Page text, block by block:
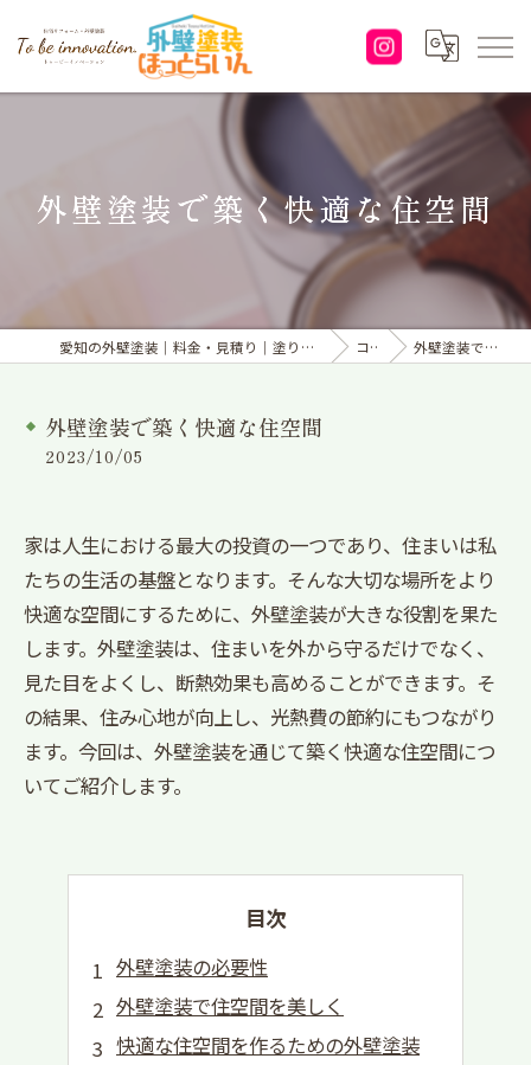
外壁塗装で築く快適な住空間
愛知の外壁塗装｜料金・見積り｜塗り替えなら「株式会社To be innovation.」へ コラム 外壁塗装で築く快適な住空間
外壁塗装で築く快適な住空間
2023/10/05
家は人生における最大の投資の一つであり、住まいは私
たちの生活の基盤となります。そんな大切な場所をより
快適な空間にするために、外壁塗装が大きな役割を果た
します。外壁塗装は、住まいを外から守るだけでなく、
見た目をよくし、断熱効果も高めることができます。そ
の結果、住み心地が向上し、光熱費の節約にもつながり
ます。今回は、外壁塗装を通じて築く快適な住空間につ
いてご紹介します。
目次
外壁塗装の必要性
外壁塗装で住空間を美しく
快適な住空間を作るための外壁塗装